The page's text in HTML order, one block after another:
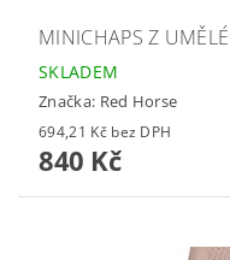
MINICHAPS Z
SKLADEM
Značka: Red Horse
694,21 Kč bez DPH
840 Kč